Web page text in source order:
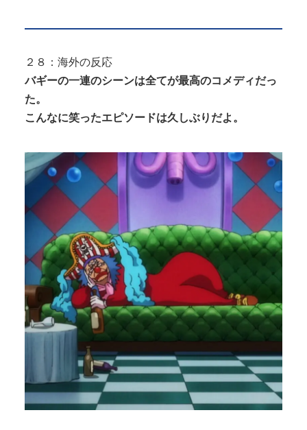
２８：海外の反応
バギーの一連のシーンは全てが最高のコメディだっ
た。
こんなに笑ったエピソードは久しぶりだよ。